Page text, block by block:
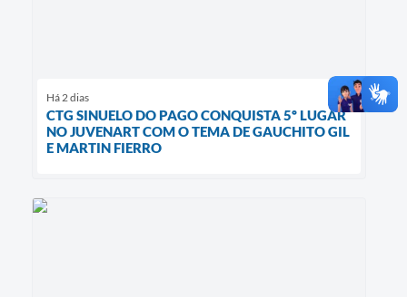
Há 2 dias
CTG SINUELO DO PAGO CONQUISTA 5º LUGAR
NO JUVENART COM O TEMA DE GAUCHITO GIL
E MARTIN FIERRO